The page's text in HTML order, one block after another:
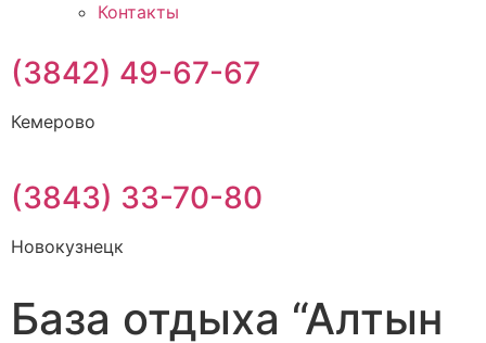
Контакты
(3842) 49-67-67
Кемерово
(3843) 33-70-80
Новокузнецк
База отдыха “Алтын